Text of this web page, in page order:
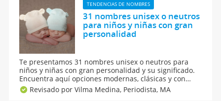
TENDENCIAS DE NOMBRES
31 nombres unisex o neutros
para niños y niñas con gran
personalidad
Te presentamos 31 nombres unisex o neutros para
niños y niñas con gran personalidad y su significado.
Encuentra aquí opciones modernas, clásicas y con
mucha historia para tu bebé. Explora hermosos
nombres de diferentes orígenes, los cuales reflejan
Revisado por Vilma Medina, Periodista, MA